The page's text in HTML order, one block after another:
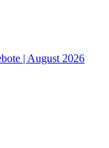
| August 2026